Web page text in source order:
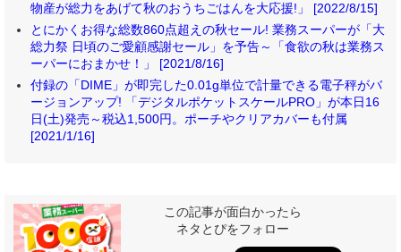
物産が総力をあげて秋のおうちごはんを大応援!」 [2022/8/15]
とにかくお得な総数860点超えの秋セール! 業務スーパーが「大
総力祭 日頃のご愛顧感謝セール」を予告～「食欲の秋は業務ス
ーパーにおまかせ！」 [2021/8/16]
付録の「DIME」が即完した0.01g単位で計量できる電子秤がバ
ージョンアップ! 「デジタルポケットスケールPRO」が本日16
日(土)発売～税込1,500円。ポーチやクリアカバーも付属
[2021/1/16]
この記事が面白かったら
ネタとぴをフォロー